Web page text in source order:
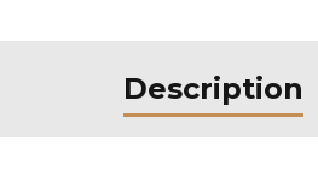
Description